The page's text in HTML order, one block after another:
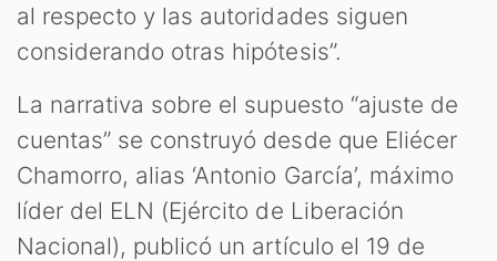
al respecto y las autoridades siguen
considerando otras hipótesis”.
La narrativa sobre el supuesto “ajuste de
cuentas” se construyó desde que Eliécer
Chamorro, alias ‘Antonio García’, máximo
líder del ELN (Ejército de Liberación
Nacional), publicó un artículo el 19 de